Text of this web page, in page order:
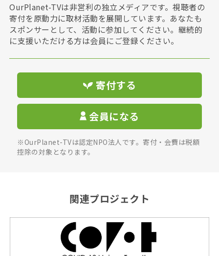
OurPlanet-TVは非営利の独立メディアです。視聴者の
寄付を原動力に取材活動を展開しています。あなたも
スポンサーとして、活動に参加してください。継続的
に支援いただける方は会員にご登録ください。
寄付する
会員になる
※OurPlanet-TVは認定NPO法人です。寄付・会費は税額
控除の対象となります。
関連プロジェクト